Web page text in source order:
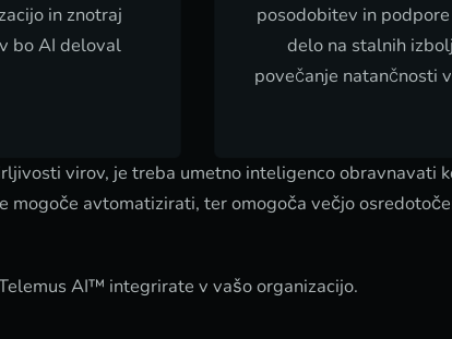
in znotraj
bo AI deloval
posodobitev in
delo na stalnih
povečanje natančnosti
virov, je treba umetno inteligenco obravnavati
avtomatizirati, ter omogoča večjo
AI™ integrirate v vašo organizacijo.